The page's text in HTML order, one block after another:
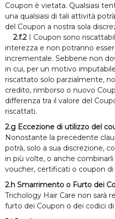
Coupon è vietata. Qualsiasi
una qualsiasi di tali attività
del Coupon a nostra sola
2.f.2 I Coupon sono
interezza e non potranno
incrementale. Sebbene non
in cui, per un motivo
riscattato solo parzialmente,
credito, rimborso o nuovo
differenza tra il valore del
riscattati.
2.g Eccezione di utilizzo del
Nonostante la precedente
potrà, solo a sua discrezione,
in più volte, o anche
voucher, certificati o coupon
2.h Smarrimento o Furto dei
Trichology Hair Care non sarà
furto dei Coupon o dei codici